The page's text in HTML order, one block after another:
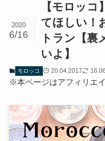
【モロッ
てほしい！
トラン【裏
いよ】
2020
6/16
モロッコ 20.04.2017
※本ページはアフィリエ